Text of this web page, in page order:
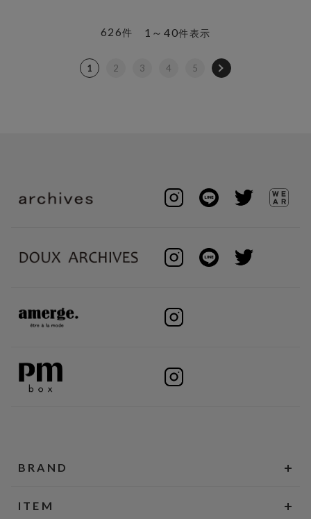
1～40件表示
626件
1 2 3 4 5
BRAND
ITEM